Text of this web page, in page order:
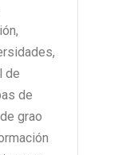
de
de
grao